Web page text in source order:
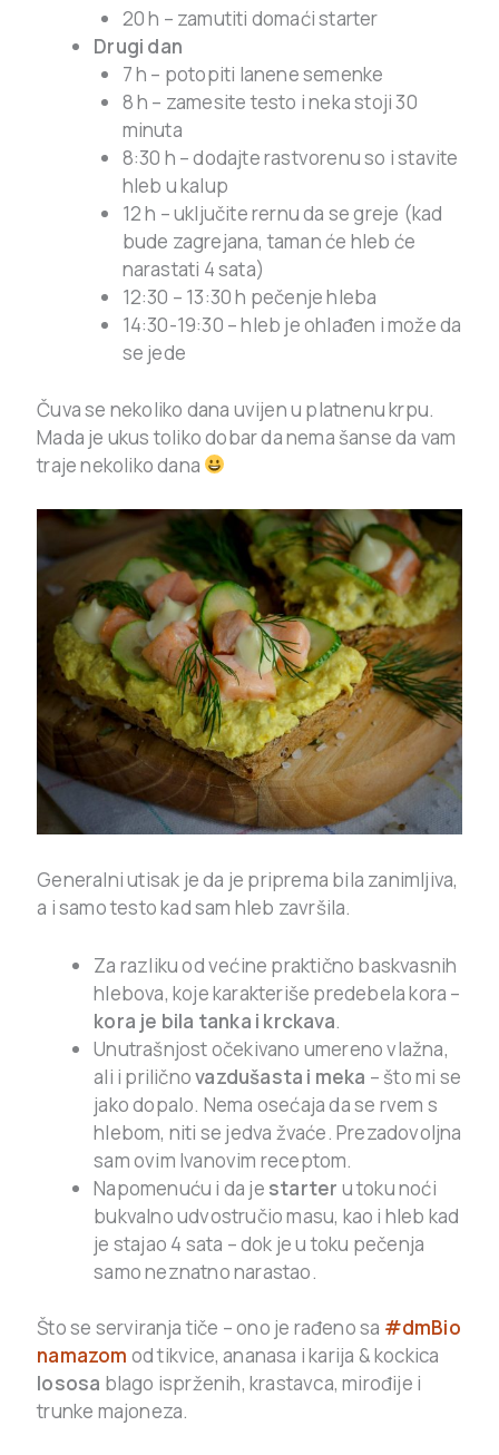
20 h – zamutiti domaći starter
Drugi dan
7 h – potopiti lanene semenke
8 h – zamesite testo i neka stoji 30
minuta
8:30 h – dodajte rastvorenu so i stavite
hleb u kalup
12 h – uključite rernu da se greje (kad
bude zagrejana, taman će hleb će
narastati 4 sata)
12:30 – 13:30 h pečenje hleba
14:30-19:30 – hleb je ohlađen i može da
se jede
Čuva se nekoliko dana uvijen u platnenu krpu.
Mada je ukus toliko dobar da nema šanse da vam
traje nekoliko dana
Generalni utisak je da je priprema bila zanimljiva,
a i samo testo kad sam hleb završila.
Za razliku od većine praktično baskvasnih
hlebova, koje karakteriše predebela kora –
kora je bila tanka i krckava.
Unutrašnjost očekivano umereno vlažna,
ali i priličnovazdušasta i meka – što mi se
jako dopalo. Nema osećaja da se rvem s
hlebom, niti se jedva žvaće. Prezadovoljna
sam ovim Ivanovim receptom.
Napomenuću i da je starter u toku noći
bukvalno udvostručio masu, kao i hleb kad
je stajao 4 sata – dok je u toku pečenja
samo neznatno narastao.
Što se serviranja tiče – ono je rađeno sa #dmBio
namazom od tikvice, ananasa i karija & kockica
lososa blago isprženih, krastavca, mirođije i
trunke majoneza.